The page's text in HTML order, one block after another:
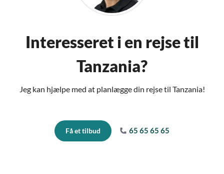
Interesseret i en rejse til
Tanzania?
Jeg kan hjælpe med at planlægge din rejse til Tanzania!
Få et tilbud 65 65 65 65